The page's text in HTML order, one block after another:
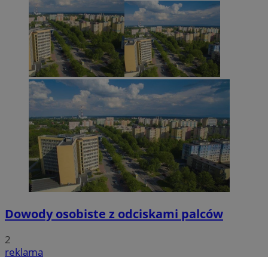
Dowody osobiste z odciskami palców
2
reklama